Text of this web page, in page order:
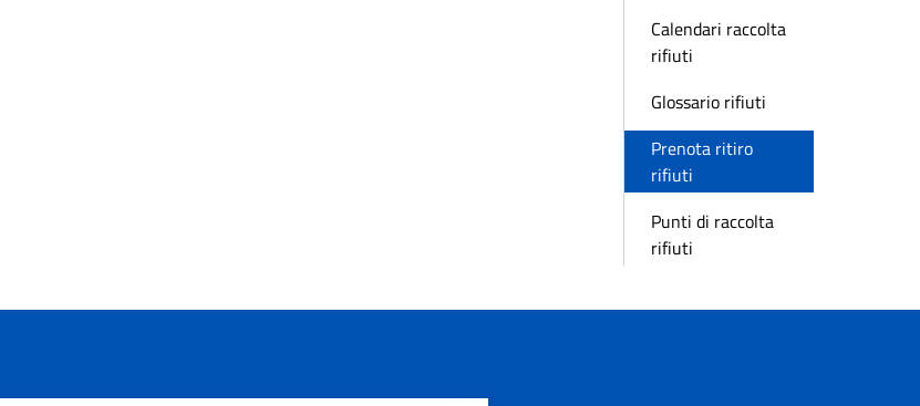
Calendari raccolta
rifiuti
Glossario rifiuti
Prenota ritiro
rifiuti
Punti di raccolta
rifiuti